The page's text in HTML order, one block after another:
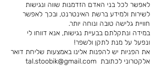
לאפשר לכל בני האדם הזדמנות שווה ונגישות
לשירות ולמידע ברשת האינטרנט, ובכך לאפשר
חוויית גלישה טובה ונוחה יותר.
במידה ונתקלתם בבעיית נגישות, אנא דווחו לי
ונפעל על מנת לתקן ולשפר!
את הפניות יש להפנות אלינו באמצעות שליחת דואר
אלקטרוני לכתובת tal.stoobik@gmail.com